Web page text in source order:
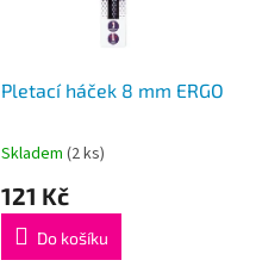
Pletací háček 8 mm ERGO
Průměrné
produktu
5,0
Skladem (2 ks)
121 Kč
Do košíku